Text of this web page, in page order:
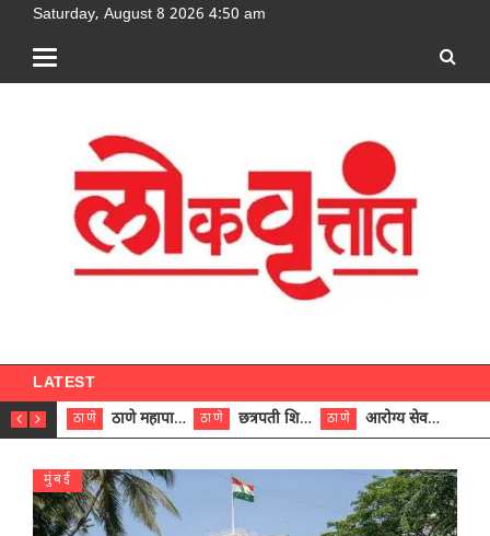
Saturday, August 8 2026 4:50 am
LATEST
ठाणे ठाणे महापालिकेच्या नऊ प्रभाग समित्यांवर अध्यक्ष विराजमान ठाणे छत्रपती शिवाजी महाराज रुग्णालयात दुर्मिळ ट्युमरची यशस्वी शस्त्रक्रिया ठाणे आरोग्य सेवक (पुरुष) पदावरून ११ कर्मचाऱ्यांना आरोग्य सहाय्यक (पुरुष) पदावर पदोन्नती; मुख्य कार्यकारी अधिकारी रणजित यादव यांच्या हस्ते आदेश वितरण
मुंबई